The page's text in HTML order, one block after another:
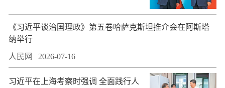
​《习近平谈治国理政》第五卷哈萨克斯坦推介会在阿斯塔
纳举行
人民网 2026-07-16
习近平在上海考察时强调 全面践行人